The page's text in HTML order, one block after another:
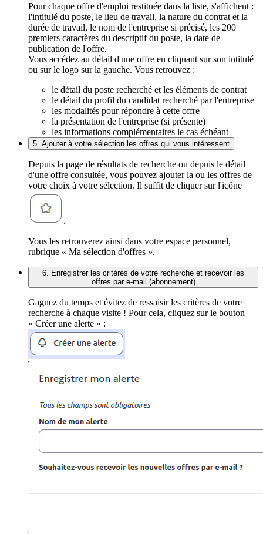
Pour chaque offre d'emploi restituée dans la liste, s'affichent :
l'intitulé du poste, le lieu de travail, la nature du contrat et la
durée de travail, le nom de l'entreprise si précisé, les 200
premiers caractères du descriptif du poste, la date de
publication de l'offre.
Vous accédez au détail d'une offre en cliquant sur son intitulé
ou sur le logo sur la gauche. Vous retrouvez :
le détail du poste recherché et les éléments de contrat
le détail du profil du candidat recherché par l'entreprise
les modalités pour répondre à cette offre
la présentation de l'entreprise (si présente)
les informations complémentaires le cas échéant
5. Ajouter à votre sélection les offres qui vous intéressent
Depuis la page de résultats de recherche ou depuis le détail
d'une offre consultée, vous pouvez ajouter la ou les offres de
votre choix à votre sélection. Il suffit de cliquer sur l'icône
.
Vous les retrouverez ainsi dans votre espace personnel,
rubrique « Ma sélection d'offres ».
6. Enregistrer les critères de votre recherche et recevoir les
offres par e-mail (abonnement)
Gagnez du temps et évitez de ressaisir les critères de votre
recherche à chaque visite ! Pour cela, cliquez sur le bouton
« Créer une alerte » :